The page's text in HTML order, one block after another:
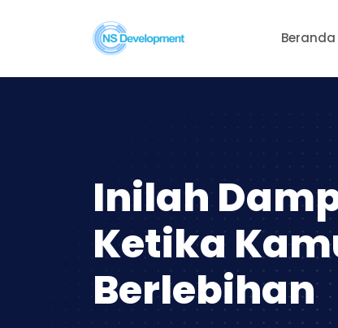
Beranda
Inilah
Ketika
Berlebihan